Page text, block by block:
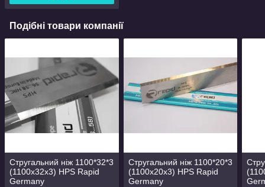
Подібні товари компанії
Стругальний ніж 1100*32*3
(1100х32х3) HPS Rapid
Germany
Стругальний ніж 1100*20*3
(1100х20х3) HPS Rapid
Germany